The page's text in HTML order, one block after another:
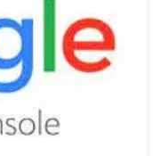
pour les Webmasters
pour les Webmasters
sous le nom de
fourni par Google
améliorer la présence